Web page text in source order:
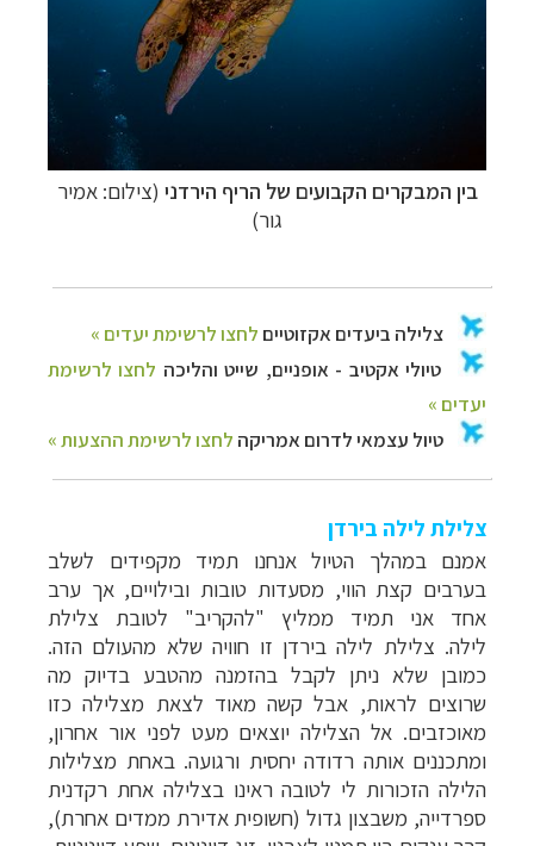
בין המבקרים הקבועים של הריף הירדני (צילום: אמיר
גור)
צלילת לילה בירדן
אמנם במהלך הטיול אנחנו תמיד מקפידים לשלב
בערבים קצת הווי, מסעדות טובות ובילויים, אך ערב
אחד אני תמיד ממליץ "להקריב" לטובת צלילת
לילה. צלילת לילה בירדן זו חוויה שלא מהעולם הזה.
כמובן שלא ניתן לקבל בהזמנה מהטבע בדיוק מה
שרוצים לראות, אבל קשה מאוד לצאת מצלילה כזו
מאוכזבים. אל הצלילה יוצאים מעט לפני אור אחרון,
ומתכננים אותה רדודה יחסית ורגועה. באחת מצלילות
הלילה הזכורות לי לטובה ראינו בצלילה אחת רקדנית
ספרדייה, משבצון גדול (חשופית אדירת ממדים אחרת),